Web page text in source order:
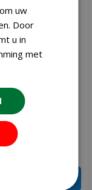
onkruidborstel
compleet
uw
Door
u in
met